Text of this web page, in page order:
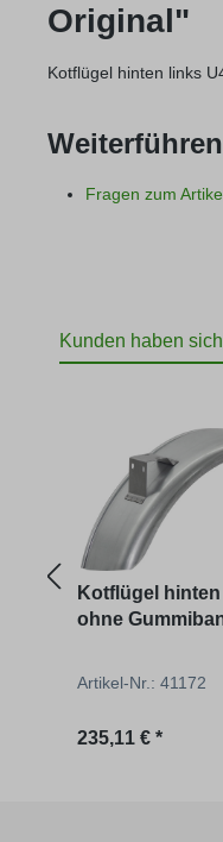
Original"
Kotflügel hinten links
Fragen zum
Kunden haben
Kotflügel
ohne
Artikel-Nr.: 41172
Regulärer Preis:
235,11 € *